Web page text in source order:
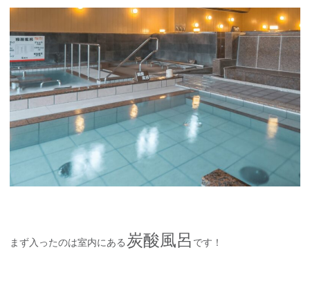
まず入ったのは室内にある 炭酸風呂 です！